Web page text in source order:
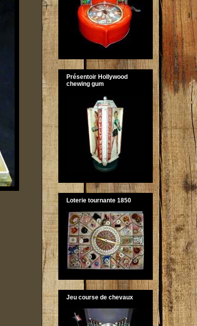
Présentoir Hollywood
chewing gum
Loterie tournante 1850
Jeu course de chevaux